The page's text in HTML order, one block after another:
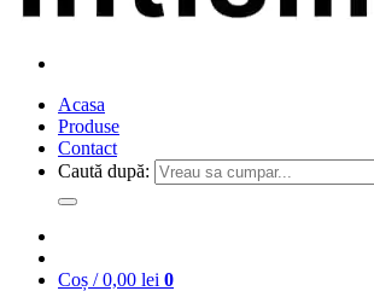
Acasa
Produse
Contact
Caută după:
Coș /0,00 lei 0